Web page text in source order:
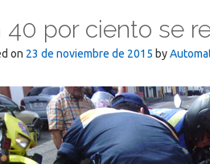
40 por ciento se
on 23 de noviembre de 2015 by